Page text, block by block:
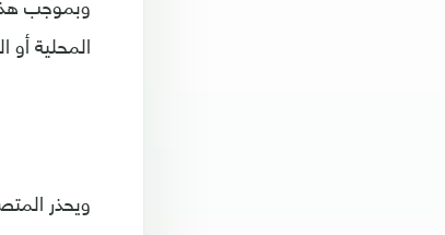
المحلية أو
ويحذر